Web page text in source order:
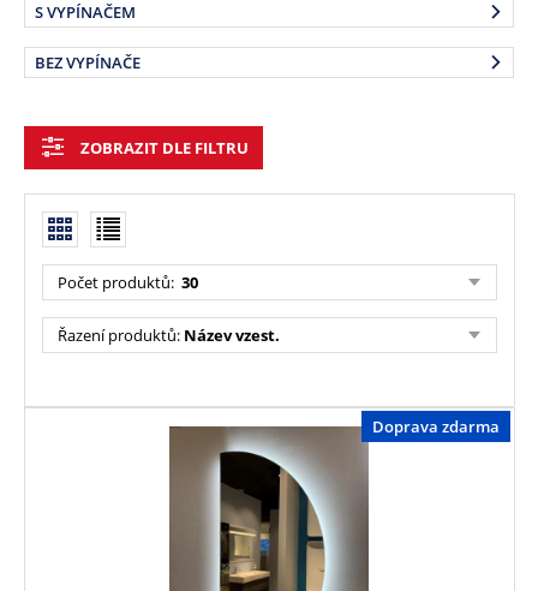
S VYPÍNAČEM
BEZ VYPÍNAČE
ZOBRAZIT DLE FILTRU
Počet produktů: 30
Řazení produktů: Název vzest.
Doprava zdarma